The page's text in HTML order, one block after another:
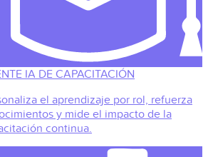
IA DE CAPACITACIÓN
el aprendizaje por rol, refuerza
y mide el impacto de la
continua.